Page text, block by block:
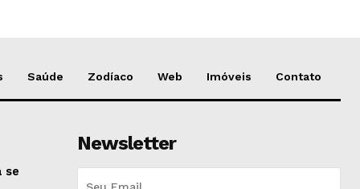
Saúde Zodíaco Web Imóveis Contato
se
Newsletter